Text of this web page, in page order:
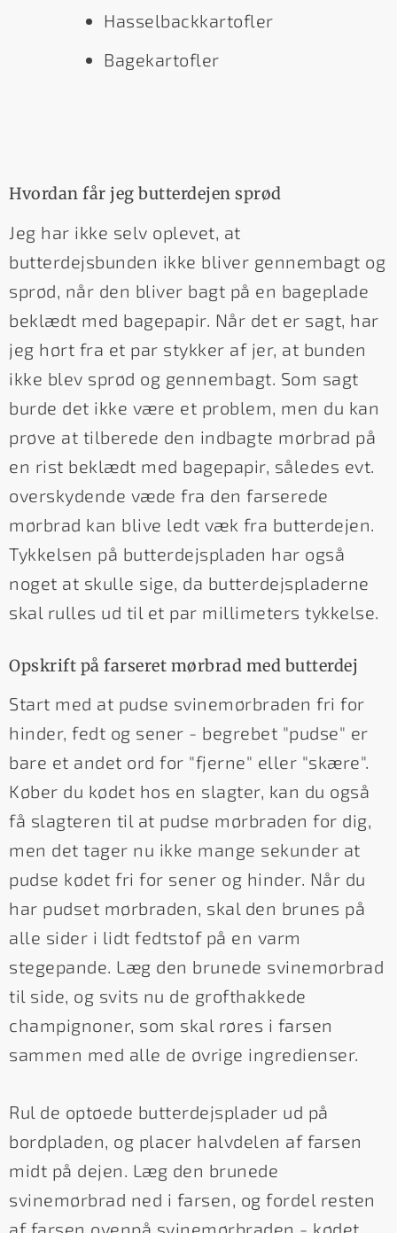
Hasselbackkartofler
Bagekartofler
Hvordan får jeg butterdejen sprød
Jeg har ikke selv oplevet, at
butterdejsbunden ikke bliver gennembagt og
sprød, når den bliver bagt på en bageplade
beklædt med bagepapir. Når det er sagt, har
jeg hørt fra et par stykker af jer, at bunden
ikke blev sprød og gennembagt. Som sagt
burde det ikke være et problem, men du kan
prøve at tilberede den indbagte mørbrad på
en rist beklædt med bagepapir, således evt.
overskydende væde fra den farserede
mørbrad kan blive ledt væk fra butterdejen.
Tykkelsen på butterdejspladen har også
noget at skulle sige, da butterdejspladerne
skal rulles ud til et par millimeters tykkelse.
Opskrift på farseret mørbrad med butterdej
Start med at pudse svinemørbraden fri for
hinder, fedt og sener - begrebet "pudse" er
bare et andet ord for "fjerne" eller "skære".
Køber du kødet hos en slagter, kan du også
få slagteren til at pudse mørbraden for dig,
men det tager nu ikke mange sekunder at
pudse kødet fri for sener og hinder. Når du
har pudset mørbraden, skal den brunes på
alle sider i lidt fedtstof på en varm
stegepande. Læg den brunede svinemørbrad
til side, og svits nu de grofthakkede
champignoner, som skal røres i farsen
sammen med alle de øvrige ingredienser.
Rul de optøede butterdejsplader ud på
bordpladen, og placer halvdelen af farsen
midt på dejen. Læg den brunede
svinemørbrad ned i farsen, og fordel resten
af farsen ovenpå svinemørbraden - kødet